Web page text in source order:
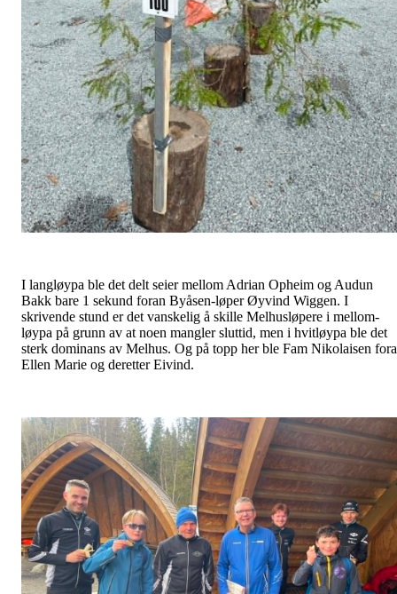
I langløypa ble det delt seier mellom Adrian Opheim og Audun
Bakk bare 1 sekund foran Byåsen-løper Øyvind Wiggen. I
skrivende stund er det vanskelig å skille Melhusløpere i mellom-
løypa på grunn av at noen mangler sluttid, men i hvitløypa ble det
sterk dominans av Melhus. Og på topp her ble Fam Nikolaisen
Ellen Marie og deretter Eivind.